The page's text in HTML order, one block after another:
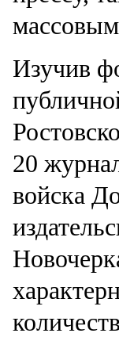
Изучив
20
войска